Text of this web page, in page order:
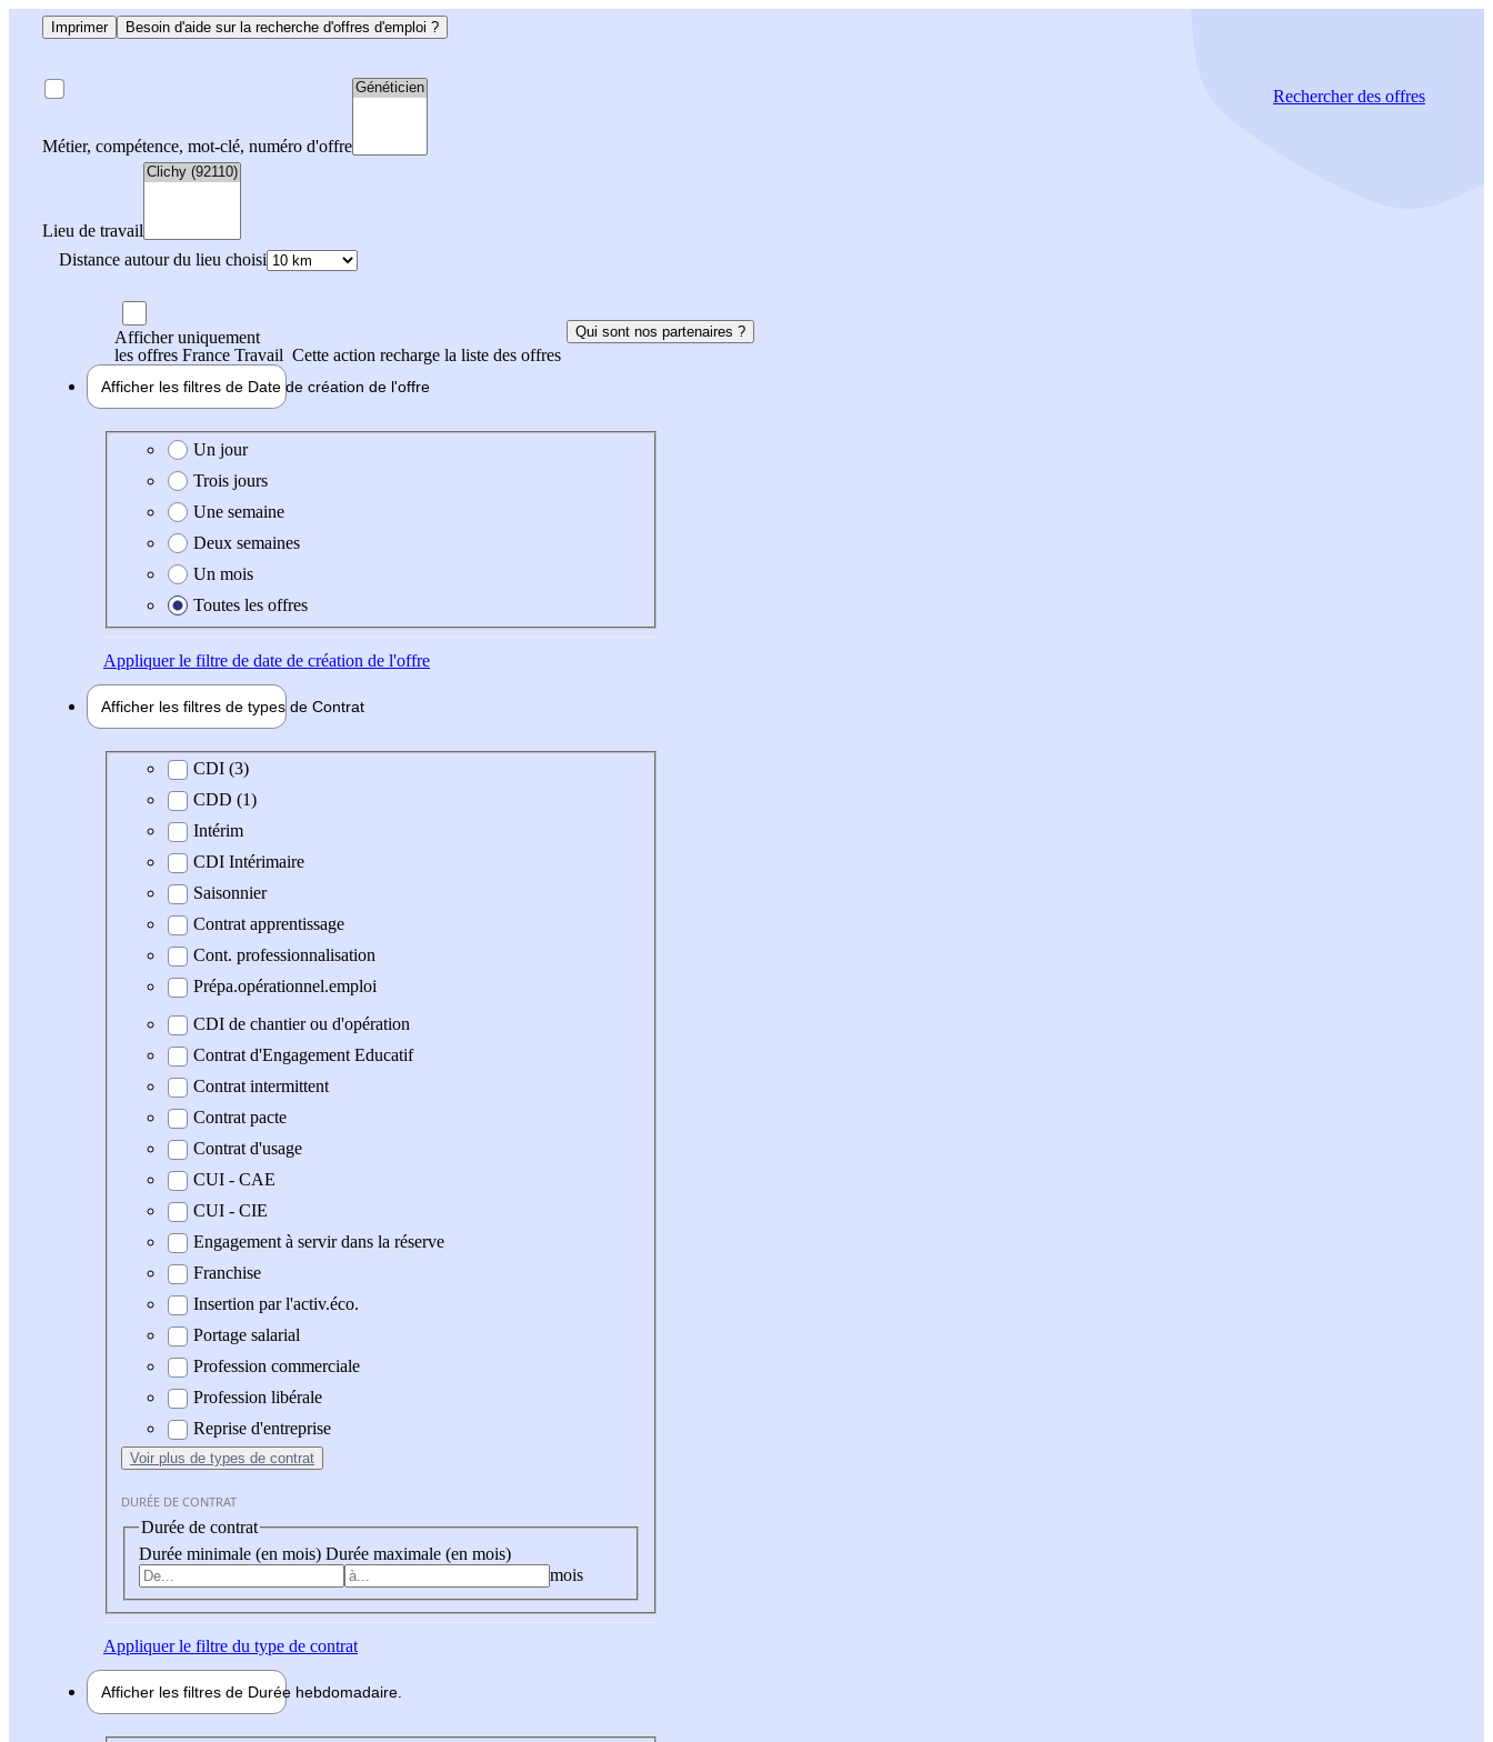
Imprimer Besoin d'aide sur la recherche d'offres d'emploi ?
Métier, compétence, mot-clé, numéro d'offre
Lieu de travail
Distance autour du lieu choisi
Rechercherdes offres
Afficher uniquement
les offres France Travail Cette action recharge la liste des offres
Qui sont nos partenaires ?
Afficher les filtres de Date de création de l'offre
Date de création de l'offre
Un jour
Trois jours
Une semaine
Deux semaines
Un mois
Toutes les offres
Appliquerle filtre de date de création de l'offre
Afficher les filtres de types de Contrat
Type de contrat
CDI (3)
CDD (1)
Intérim
CDI Intérimaire
Saisonnier
Contrat apprentissage
Cont. professionnalisation
Prépa.opérationnel.emploi
CDI de chantier ou d'opération
Contrat d'Engagement Educatif
Contrat intermittent
Contrat pacte
Contrat d'usage
CUI - CAE
CUI - CIE
Engagement à servir dans la réserve
Franchise
Insertion par l'activ.éco.
Portage salarial
Profession commerciale
Profession libérale
Reprise d'entreprise
Voir plus de types de contrat
DURÉE DE CONTRAT
Durée de contrat
Durée minimale (en mois) Durée maximale (en mois)
mois
Appliquerle filtre du type de contrat
Afficher les filtres de Durée hebdomadaire